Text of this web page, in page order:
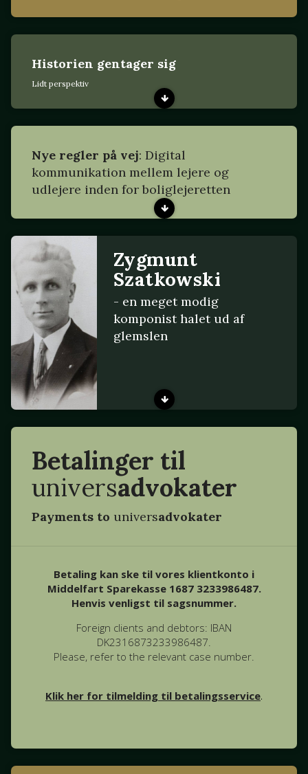
Historien gentager sig
Lidt perspektiv
Nye regler på vej: Digital
kommunikation mellem lejere og
udlejere inden for boliglejeretten
Zygmunt
Szatkowski
- en meget modig
komponist halet ud af
glemslen
Betalinger til
universadvokater
Payments to universadvokater
Betaling kan ske til vores klientkonto i
Middelfart Sparekasse 1687 3233986487.
Henvis venligst til sagsnummer.
Foreign clients and debtors: IBAN
DK2316873233986487.
Please, refer to the relevant case number.
Klik her for tilmelding til betalingsservice.